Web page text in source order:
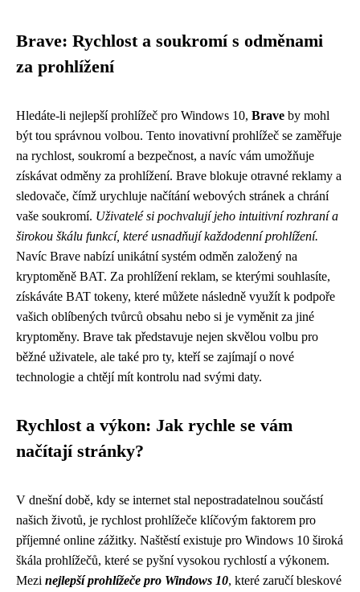
Brave: Rychlost a soukromí s odměnami
za prohlížení
Hledáte-li nejlepší prohlížeč pro Windows 10, Brave by mohl
být tou správnou volbou. Tento inovativní prohlížeč se zaměřuje
na rychlost, soukromí a bezpečnost, a navíc vám umožňuje
získávat odměny za prohlížení. Brave blokuje otravné reklamy a
sledovače, čímž urychluje načítání webových stránek a chrání
vaše soukromí. Uživatelé si pochvalují jeho intuitivní rozhraní a
širokou škálu funkcí, které usnadňují každodenní prohlížení.
Navíc Brave nabízí unikátní systém odměn založený na
kryptoměně BAT. Za prohlížení reklam, se kterými souhlasíte,
získáváte BAT tokeny, které můžete následně využít k podpoře
vašich oblíbených tvůrců obsahu nebo si je vyměnit za jiné
kryptoměny. Brave tak představuje nejen skvělou volbu pro
běžné uživatele, ale také pro ty, kteří se zajímají o nové
technologie a chtějí mít kontrolu nad svými daty.
Rychlost a výkon: Jak rychle se vám
načítají stránky?
V dnešní době, kdy se internet stal nepostradatelnou součástí
našich životů, je rychlost prohlížeče klíčovým faktorem pro
příjemné online zážitky. Naštěstí existuje pro Windows 10 široká
škála prohlížečů, které se pyšní vysokou rychlostí a výkonem.
Mezi nejlepší prohlížeče pro Windows 10, které zaručí bleskové